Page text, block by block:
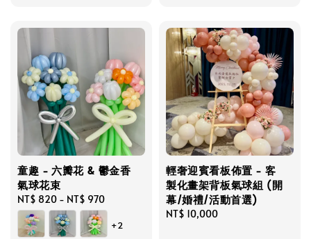
童趣 - 六瓣花 & 鬱金香
氣球花束
Regular
price
NT$ 820 - NT$ 970
+2
輕奢迎賓看板佈置 - 客
製化畫架背板氣球組 (開
幕/婚禮/活動首選)
Regular
NT$ 10,000